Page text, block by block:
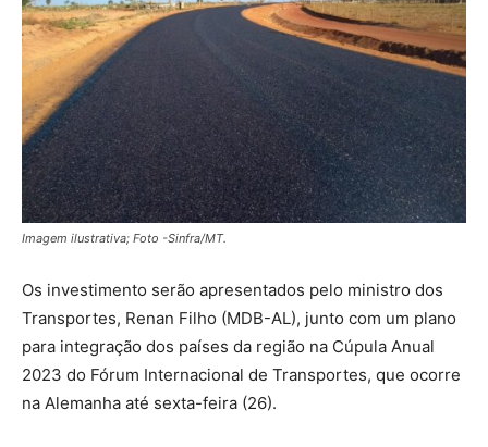
Imagem ilustrativa; Foto -Sinfra/MT.
Os investimento serão apresentados pelo ministro dos
Transportes, Renan Filho (MDB-AL), junto com um plano
para integração dos países da região na Cúpula Anual
2023 do Fórum Internacional de Transportes, que ocorre
na Alemanha até sexta-feira (26).